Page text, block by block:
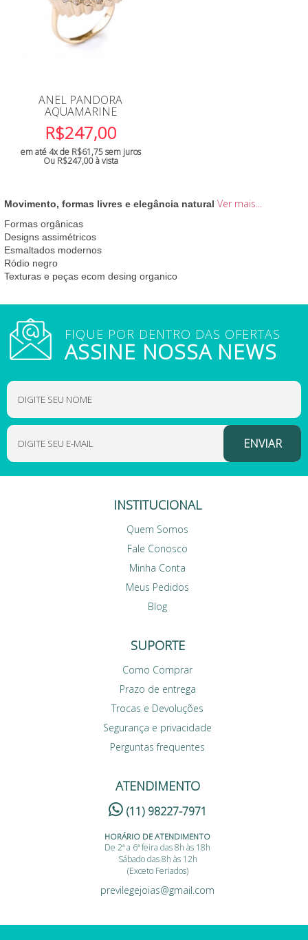
ANEL PANDORA
AQUAMARINE
R$247,00
em até 4x de R$61,75sem juros
Ou R$247,00à vista
Movimento, formas livres e elegância natural Ver mais...
Formas orgânicas
Designs assimétricos
Esmaltados modernos
Ródio negro
Texturas e peças ecom desing organico
FIQUE POR DENTRO DAS OFERTAS
ASSINE NOSSA NEWS
INSTITUCIONAL
Quem Somos
Fale Conosco
Minha Conta
Meus Pedidos
Blog
SUPORTE
Como Comprar
Prazo de entrega
Trocas e Devoluções
Segurança e privacidade
Perguntas frequentes
ATENDIMENTO
(11) 98227-7971
HORÁRIO DE ATENDIMENTO
De 2ª a 6ª feira das 8h às 18h
Sábado das 8h às 12h
(Exceto Feriados)
previlegejoias@gmail.com